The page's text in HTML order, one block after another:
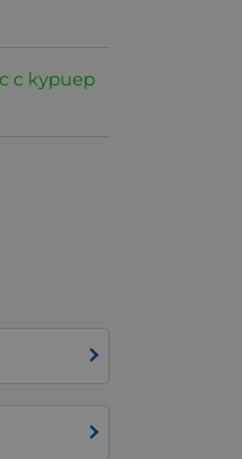
с куриер